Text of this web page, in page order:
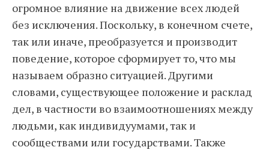
огромное влияние на движение всех людей
без исключения. Поскольку, в конечном счете,
так или иначе, преобразуется и производит
поведение, которое сформирует то, что мы
называем образно ситуацией. Другими
словами, существующее положение и расклад
дел, в частности во взаимоотношениях между
людьми, как индивидуумами, так и
сообществами или государствами. Также